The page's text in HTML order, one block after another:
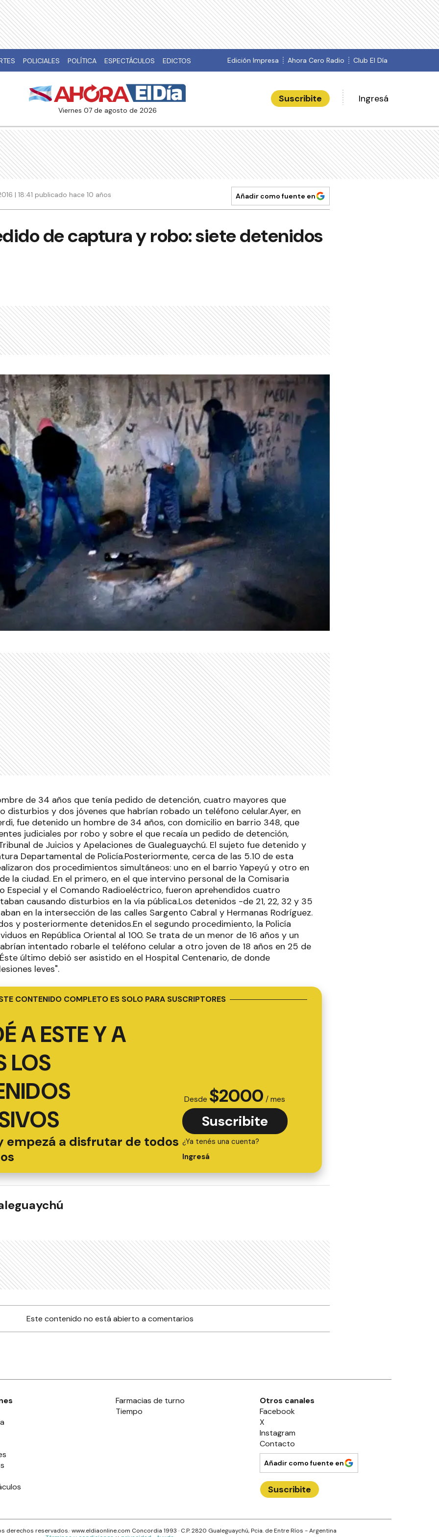
POLICIALES POLÍTICA ESPECTÁCULOS EDICTOS Edición Impresa Ahora Cero Radio Club El Día
viernes 07 de agosto de 2026
Suscribite Ingresá
| 18:41 publicado hace 10 años Añadir como fuente en
de captura y robo: siete detenidos
de 34 años que tenía pedido de detención, cuatro mayores que
disturbios y dos jóvenes que habrían robado un teléfono celular.Ayer, en
fue detenido un hombre de 34 años, con domicilio en barrio 348, que
judiciales por robo y sobre el que recaía un pedido de detención,
de Juicios y Apelaciones de Gualeguaychú. El sujeto fue detenido y
Departamental de Policía.Posteriormente, cerca de las 5.10 de esta
dos procedimientos simultáneos: uno en el barrio Yapeyú y otro en
la ciudad. En el primero, en el que intervino personal de la Comisaria
Especial y el Comando Radioeléctrico, fueron aprehendidos cuatro
causando disturbios en la vía pública.Los detenidos -de 21, 22, 32 y 35
en la intersección de las calles Sargento Cabral y Hermanas Rodríguez.
y posteriormente detenidos.En el segundo procedimiento, la Policía
en República Oriental al 100. Se trata de un menor de 16 años y un
intentado robarle el teléfono celular a otro joven de 18 años en 25 de
último debió ser asistido en el Hospital Centenario, de donde
leves".
CONTENIDO COMPLETO ES SOLO PARA SUSCRIPTORES
A ESTE Y A
LOS
empezá a disfrutar de todos
Desde $2000 / mes
Suscribite
¿Ya tenés una cuenta?
Ingresá
Este contenido no está abierto a comentarios
Farmacias de turno
Tiempo
Otros canales
Facebook
X
Instagram
Contacto
Añadir como fuente en
Suscribite
derechos reservados.· www.eldiaonline.com Concordia 1993 · C.P.2820 Gualeguaychú, Pcia. de Entre Ríos - Argentina